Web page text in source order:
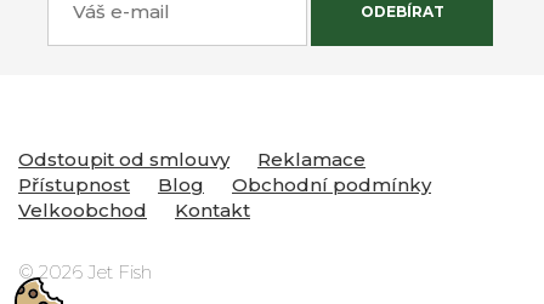
ODEBÍRAT
Odstoupit od smlouvy
Reklamace
Přístupnost
Blog
Obchodní podmínky
Velkoobchod
Kontakt
© 2026 Jet Fish